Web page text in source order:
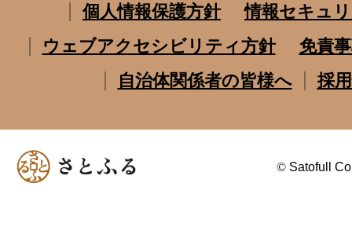
個人情報保護方針
情報セキュ
ウェブアクセシビリティ方針
免責
自治体関係者の皆様へ
採
© Satofull